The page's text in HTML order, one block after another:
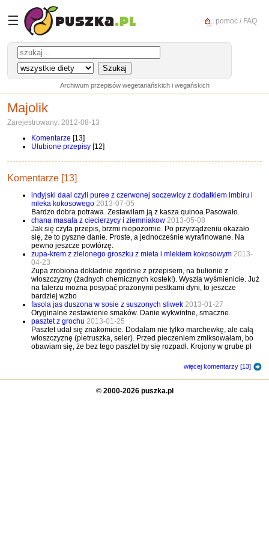
☰ pomoc / FAQ
Archiwum przepisów wegetariańskich i wegańskich
Majolik
Zarejestrowany: 2012-08-13
Komentarze [13]
Ulubione przepisy [12]
Komentarze [13]
indyjski daal czyli puree z czerwonej soczewicy z dodatkiem imbiru i
mleka kokosowego 2013-07-05
Bardzo dobra potrawa. Zestawiłam ją z kasza quinoa.Pasowało.
chana masala z ciecierzycy i ziemniakow 2013-05-08
Jak się czyta przepis, brzmi niepozornie. Po przyrządzeniu okazało
się, że to pyszne danie. Proste, a jednocześnie wyrafinowane. Na
pewno jeszcze powtórzę.
zupa-krem z zielonego groszku z mieta i mlekiem kokosowym 2013-
04-23
Zupa zrobiona dokładnie zgodnie z przepisem, na bulionie z
włoszczyzny (żadnych chemicznych kostek!). Wyszła wyśmienicie. Już
na talerzu można posypać prażonymi pestkami dyni, to jeszcze
bardziej wzbo
fasola jas duszona w sosie z suszonych sliwek 2013-01-27
Oryginalne zestawienie smaków. Danie wykwintne, smaczne.
pasztet z grochu 2013-01-25
Pasztet udał się znakomicie. Dodałam nie tylko marchewkę, ale całą
włoszczyznę (pietruszka, seler). Przed pieczeniem zmiksowałam, bo
obawiam się, że bez tego pasztet by się rozpadł. Krojony w grube pl
więcej komentarzy [13]
© 2000-2026 puszka.pl